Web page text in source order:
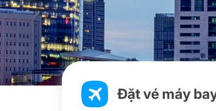
Đặt vé máy